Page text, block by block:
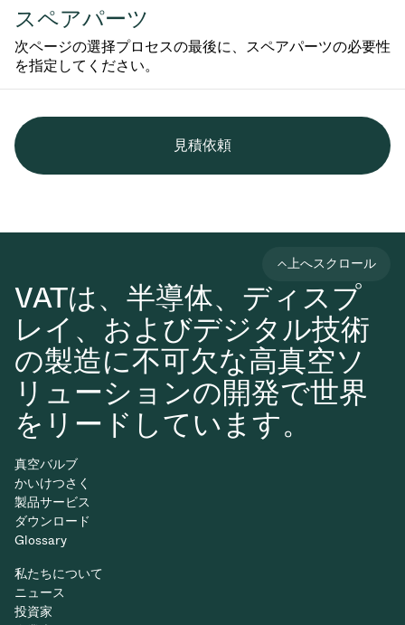
スペアパーツ
次ページの選择プロセスの最後に、スペアパーツの必要性
を指定してください。
見積依頼
VATは、半導体、ディスプ
レイ、およびデジタル技術
の製造に不可欠な高真空ソ
リューションの開発で世界
をリードしています。
上へスクロール
真空バルブ
かいけつさく
製品サービス
ダウンロード
Glossary
私たちについて
ニュース
投資家